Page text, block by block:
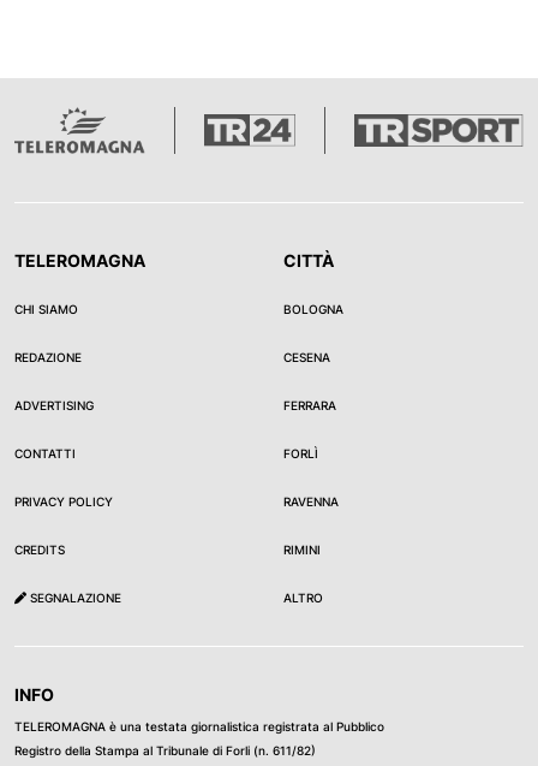
TELEROMAGNA
CHI SIAMO
REDAZIONE
ADVERTISING
CONTATTI
PRIVACY POLICY
CREDITS
SEGNALAZIONE
CITTÀ
BOLOGNA
CESENA
FERRARA
FORLÌ
RAVENNA
RIMINI
ALTRO
INFO
TELEROMAGNA è una testata giornalistica registrata al Pubblico
Registro della Stampa al Tribunale di Forli (n. 611/82)